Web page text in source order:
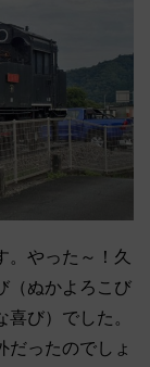
。やった～！久
（ぬかよろこび
び）でした。
だったのでしょ